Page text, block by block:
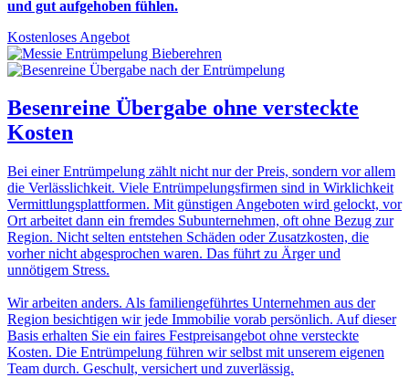
und gut aufgehoben fühlen.
Kostenloses Angebot
Besenreine Übergabe ohne versteckte
Kosten
Bei einer Entrümpelung zählt nicht nur der Preis, sondern vor allem
die Verlässlichkeit. Viele Entrümpelungsfirmen sind in Wirklichkeit
Vermittlungsplattformen. Mit günstigen Angeboten wird gelockt, vor
Ort arbeitet dann ein fremdes Subunternehmen, oft ohne Bezug zur
Region. Nicht selten entstehen Schäden oder Zusatzkosten, die
vorher nicht abgesprochen waren. Das führt zu Ärger und
unnötigem Stress.
Wir arbeiten anders. Als familiengeführtes Unternehmen aus der
Region besichtigen wir jede Immobilie vorab persönlich. Auf dieser
Basis erhalten Sie ein faires Festpreisangebot ohne versteckte
Kosten. Die Entrümpelung führen wir selbst mit unserem eigenen
Team durch. Geschult, versichert und zuverlässig.